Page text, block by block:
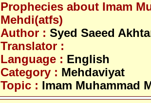
Prophecies about Imam
Mehdi(atfs)
Author : Syed Saeed
Translator :
Language : English
Category : Mehdaviyat
Topic : Imam Muhammad